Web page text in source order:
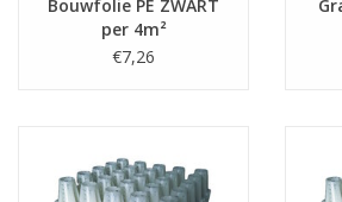
Bouwfolie PE ZWART
per 4m²
€7,26